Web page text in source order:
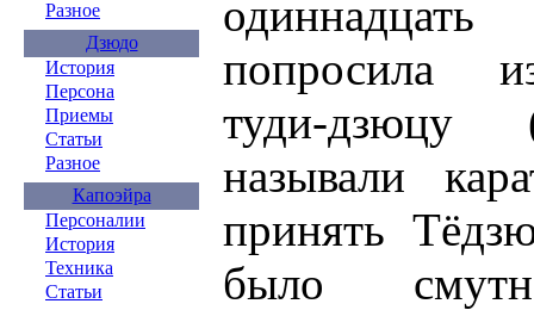
Разное
Дзюдо
История
Персона
Приемы
Статьи
Разное
Капоэйра
Персоналии
История
Техника
Статьи
попросила
туди-
называли
принять
было